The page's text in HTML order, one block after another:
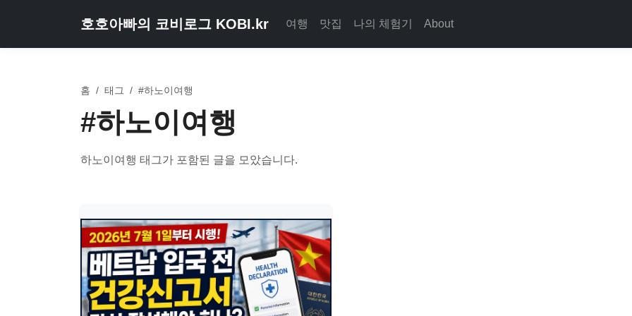
호호아빠의 코비로그 KOBI.kr 여행 맛집 나의 체험기 About
홈 / 태그 / #하노이여행
#하노이여행
하노이여행 태그가 포함된 글을 모았습니다.